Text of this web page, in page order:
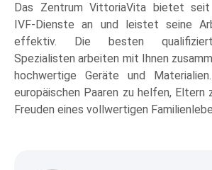
Das Zentrum VittoriaVita bietet seit
IVF-Dienste an und leistet seine
effektiv. Die besten
Spezialisten arbeiten mit Ihnen
hochwertige Geräte und
europäischen Paaren zu helfen, Eltern
Freuden eines vollwertigen